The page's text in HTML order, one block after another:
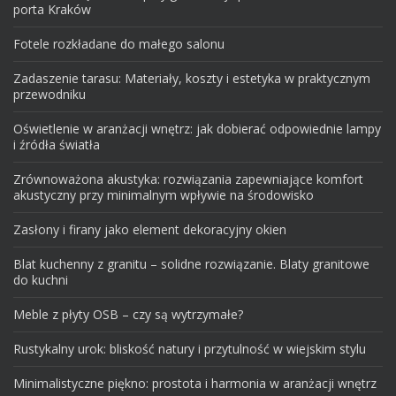
porta Kraków
Fotele rozkładane do małego salonu
Zadaszenie tarasu: Materiały, koszty i estetyka w praktycznym
przewodniku
Oświetlenie w aranżacji wnętrz: jak dobierać odpowiednie lampy
i źródła światła
Zrównoważona akustyka: rozwiązania zapewniające komfort
akustyczny przy minimalnym wpływie na środowisko
Zasłony i firany jako element dekoracyjny okien
Blat kuchenny z granitu – solidne rozwiązanie. Blaty granitowe
do kuchni
Meble z płyty OSB – czy są wytrzymałe?
Rustykalny urok: bliskość natury i przytulność w wiejskim stylu
Minimalistyczne piękno: prostota i harmonia w aranżacji wnętrz